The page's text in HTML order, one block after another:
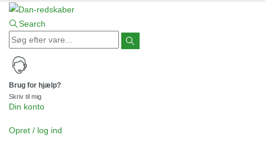
Search
Brug for hjælp?
Skriv til mig
Din konto
Opret / log ind